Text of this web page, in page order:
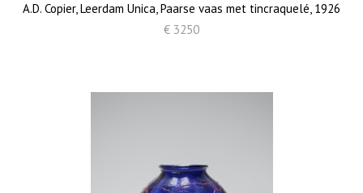
A.D. Copier, Leerdam Unica, Paarse vaas met tincraquelé, 1926
€ 3250